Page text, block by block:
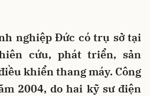
nghiệp Đức có trụ sở tại
cứu, phát triển, sản
khiển thang máy. Công
2004, do hai kỹ sư điện